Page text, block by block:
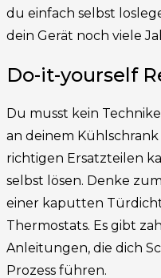
du einfach selbst
dein Gerät noch viele
Do-it-yourself
Du musst kein
an deinem
richtigen Ersatzteilen
selbst lösen. Denke
einer kaputten
Thermostats. Es gibt
Anleitungen, die dich
Prozess führen.